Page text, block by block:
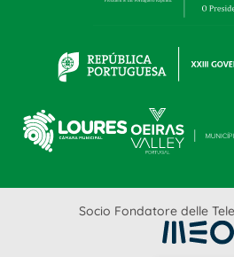
Socio Fondatore delle